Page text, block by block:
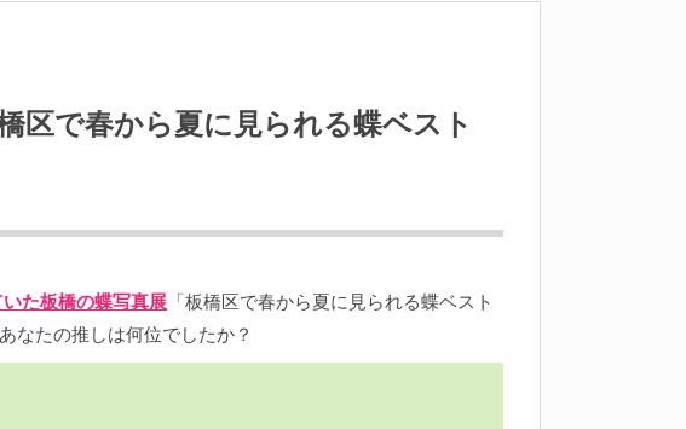
区で春から夏に見られる蝶ベスト
た板橋の蝶写真展 「板橋区で春から夏に見られる蝶ベスト
なたの推しは何位でしたか？